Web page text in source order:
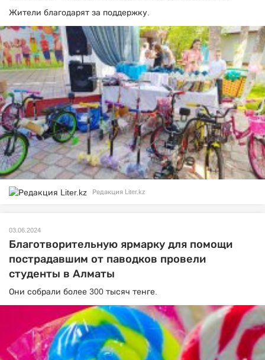
Жители благодарят за поддержку.
Редакция Liter.kz
03.06.2024
Благотворительную ярмарку для помощи
пострадавшим от паводков провели
студенты в Алматы
Они собрали более 300 тысяч тенге.